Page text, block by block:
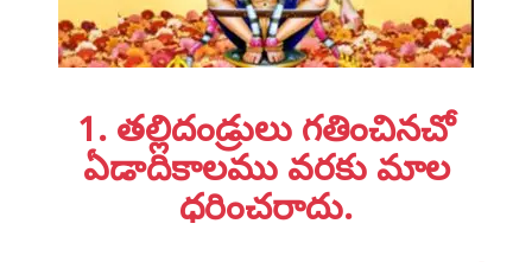
1. తల్లిదండ్రులు గతించినచో
ఏడాదికాలము వరకు మాల
ధరించరాదు.